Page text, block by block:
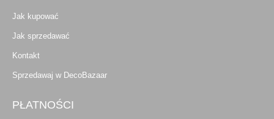
Jak kupować
Jak sprzedawać
Kontakt
Sprzedawaj w DecoBazaar
PŁATNOŚCI